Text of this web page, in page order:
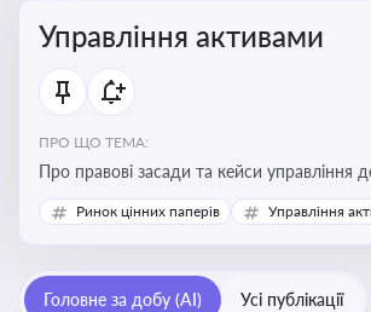
Управління активами
ПРО ЩО ТЕМА:
Про правові засади та кейси управління
комунальними та корпоративними
юристів і керівників, які відповідають за
Ринок цінних паперів Управління
Головне за добу (AI) Усі публікації